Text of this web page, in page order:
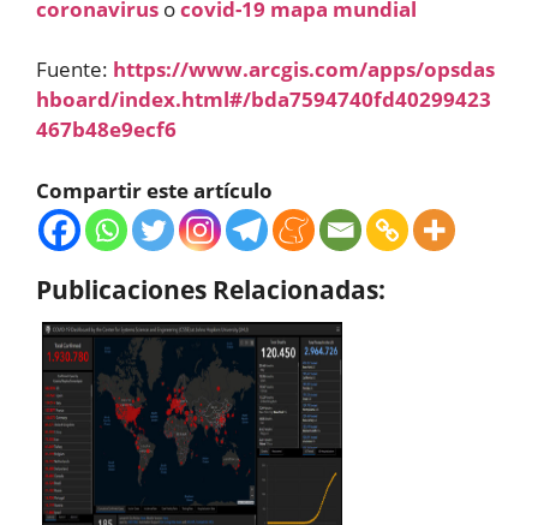
coronavirus ocovid-19 mapa mundial
Fuente: https://www.arcgis.com/apps/opsdas
hboard/index.html#/bda7594740fd40299423
467b48e9ecf6
Compartir este artículo
Publicaciones Relacionadas: